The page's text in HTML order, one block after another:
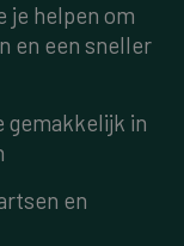
je helpen om
en een sneller
gemakkelijk in
en